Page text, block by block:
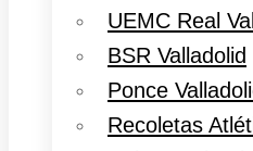
UEMC Real
BSR Valladolid
Ponce
Recoletas